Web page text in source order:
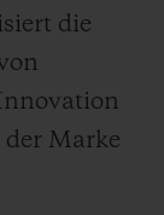
die
Marke